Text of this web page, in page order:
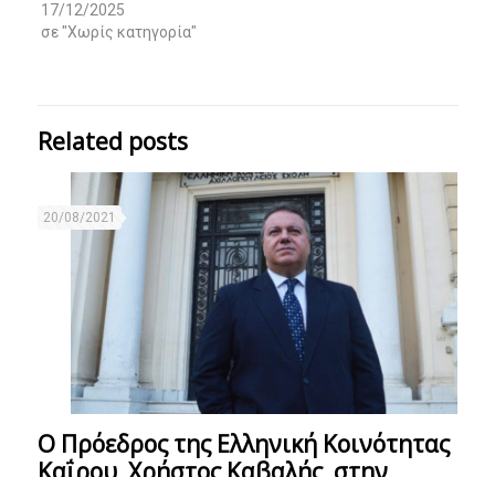
17/12/2025
σε "Χωρίς κατηγορία"
Related posts
20/08/2021
Ο Πρόεδρος της Ελληνική Κοινότητας